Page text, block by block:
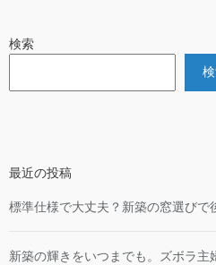
検索
最近の投稿
標準仕様で大丈夫？新築の窓選びで
新築の輝きをいつまでも。ズボラ主